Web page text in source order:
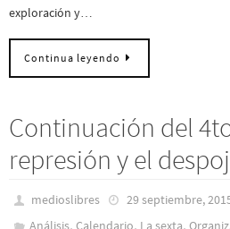
exploración y…
Continua leyendo
Continuación del
represión y el
medioslibres
29 septiembre,
Análisis,Calendario, La sexta,